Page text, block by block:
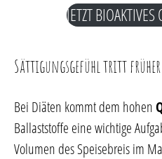
JETZT
Sättigungsgefühl tritt
Bei Diäten kommt dem hohen
Ballaststoffe eine wichtige
Volumen des Speisebreis im